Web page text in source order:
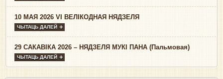
10 МАЯ 2026 VI ВЕЛІКОДНАЯ НЯДЗЕЛЯ
ЧЫТАЦЬ ДАЛЕЙ
29 САКАВІКА 2026 – НЯДЗЕЛЯ МУКІ ПАНА (Пальмовая)
ЧЫТАЦЬ ДАЛЕЙ